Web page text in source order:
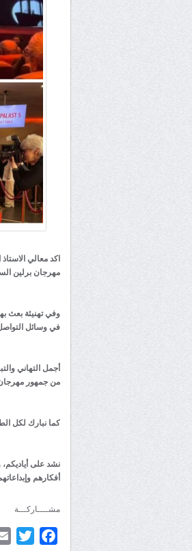
اكد معالي
مهرجان برلين
وفي تهنيئة بعث
في وسائل
أجمل التهاني
من جمهور مهرجان
كما نبارك لكل
نشد على
أفكارهم
مشــــاركـــة